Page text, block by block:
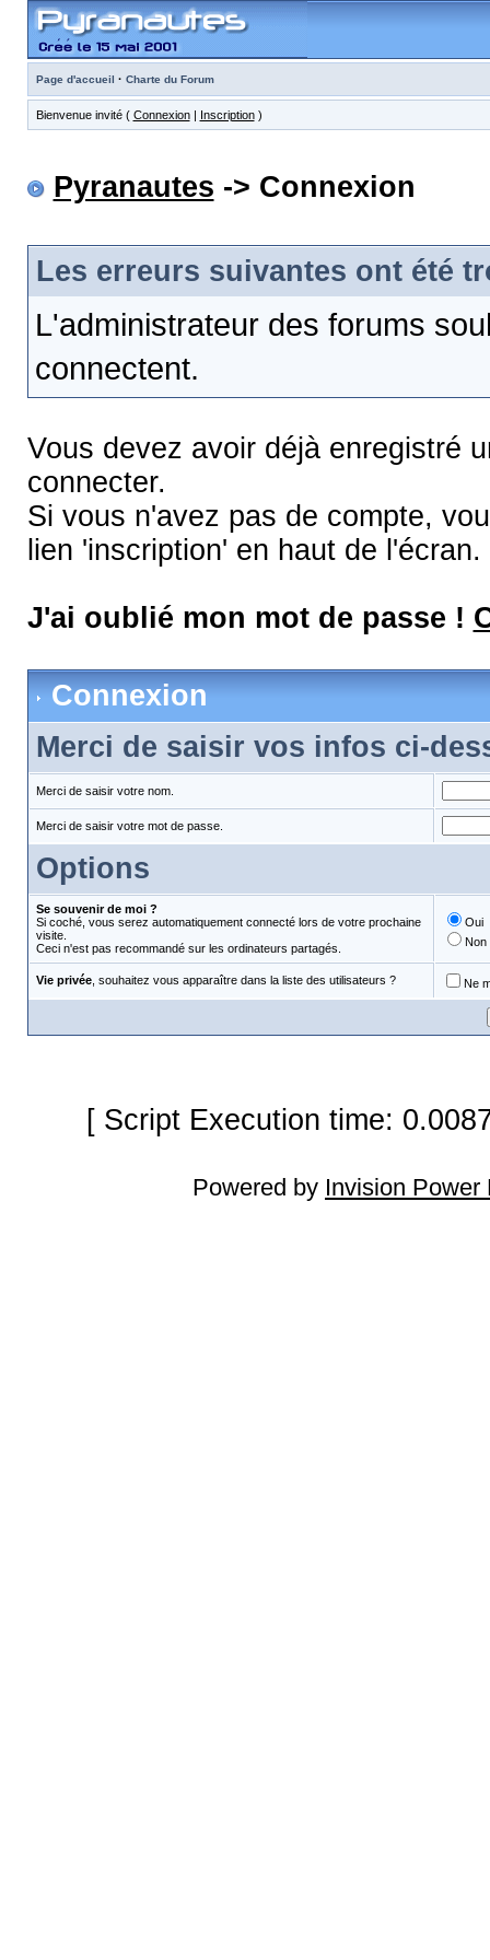
Page d'accueil · Charte du Forum
Bienvenue invité ( Connexion| Inscription)
Pyranautes -> Connexion
Les erreurs suivantes ont été
L'administrateur des forums
connectent.
Vous devez avoir déjà enregistré
connecter.
Si vous n'avez pas de compte,
lien 'inscription' en haut de l'écran.
J'ai oublié mon mot de passe !
Connexion
Merci de saisir vos infos ci-
Merci de saisir votre nom.
Merci de saisir votre mot de passe.
Options
Se souvenir de moi ?
Si coché, vous serez automatiquement connecté lors de votre prochaine
visite.
Ceci n'est pas recommandé sur les ordinateurs partagés.
Oui
Non
Vie privée, souhaitez vous apparaître dans la liste des utilisateurs ? Ne
[ Script Execution time:
Powered by Invision Power